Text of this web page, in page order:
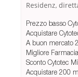
Residenz,
Prezzo basso
Acquistare
A buon mercato
Migliore
Sconto Cytotec
Acquistare 200